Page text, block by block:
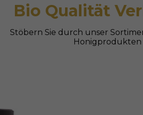
Bio Qualität
Stöbern Sie durch unser
Honigprodukten